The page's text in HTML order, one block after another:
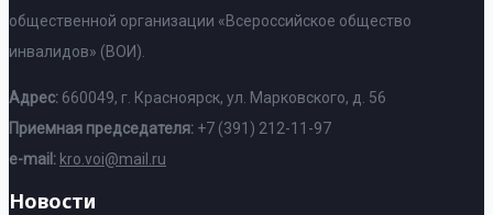
общественной организации «Всероссийское общество
инвалидов» (ВОИ).
Адрес: 660049, г. Красноярск, ул. Марковского, д. 56
Приемная председателя: +7 (391) 212-11-97
e-mail: kro.voi@mail.ru
Новости